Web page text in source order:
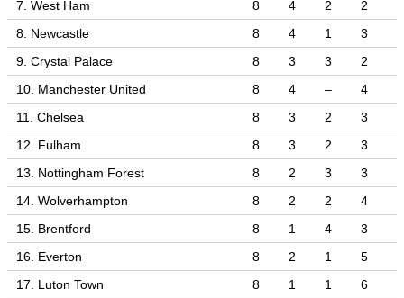
7. West Ham
8 4 2 2
8. Newcastle
8 4 1 3
9. Crystal Palace
8 3 3 2
10. Manchester United
8 4 – 4
11. Chelsea
8 3 2 3
12. Fulham
8 3 2 3
13. Nottingham Forest
8 2 3 3
14. Wolverhampton
8 2 2 4
15. Brentford
8 1 4 3
16. Everton
8 2 1 5
17. Luton Town
8 1 1 6